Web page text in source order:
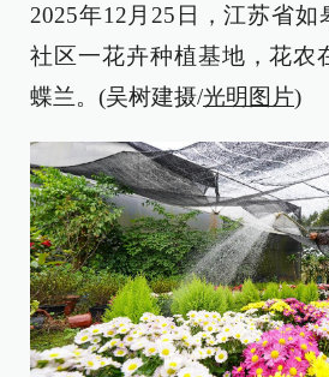
2025年12月25日，江苏省如
社区一花卉种植基地，花农
蝶兰。(吴树建摄/光明图片)